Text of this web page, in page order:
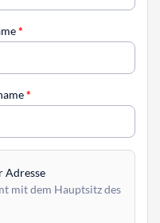
*
*
Adresse
mit dem Hauptsitz des